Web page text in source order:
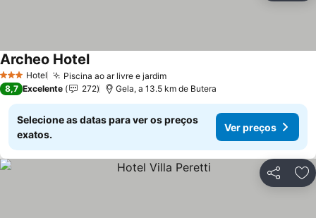
3 EstrelasHotel Piscina ao ar livre e jardimVer preços
Archeo HotelVer preços
8,7 Excelente 272 Gela, a 13.5 km de Butera
Selecione as datas para ver os preços
exatos.
Ver preços
Partilhar